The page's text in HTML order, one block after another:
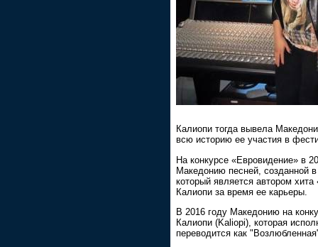
Калиопи тогда вывела
всю историю ее участия в
На конкурсе «Евровидение» в
Македонию песней, созданной
который является автором
Калиопи за время ее карьеры.
В 2016 году Македонию на
Калиопи (Kaliopi), которая
переводится как